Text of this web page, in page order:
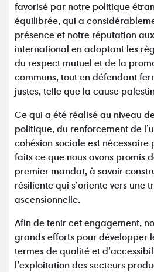
favorisé par notre politique
équilibrée, qui a
présence et notre réputation
international en adoptant les
du respect mutuel et de la
communs, tout en défendant
justes, telle que la cause
Ce qui a été réalisé au niveau
politique, du renforcement de
cohésion sociale est nécessaire
faits ce que nous avons promis
premier mandat, à savoir
résiliente qui s’oriente vers une
ascensionnelle.
Afin de tenir cet engagement,
grands efforts pour développer
termes de qualité et
l’exploitation des secteurs